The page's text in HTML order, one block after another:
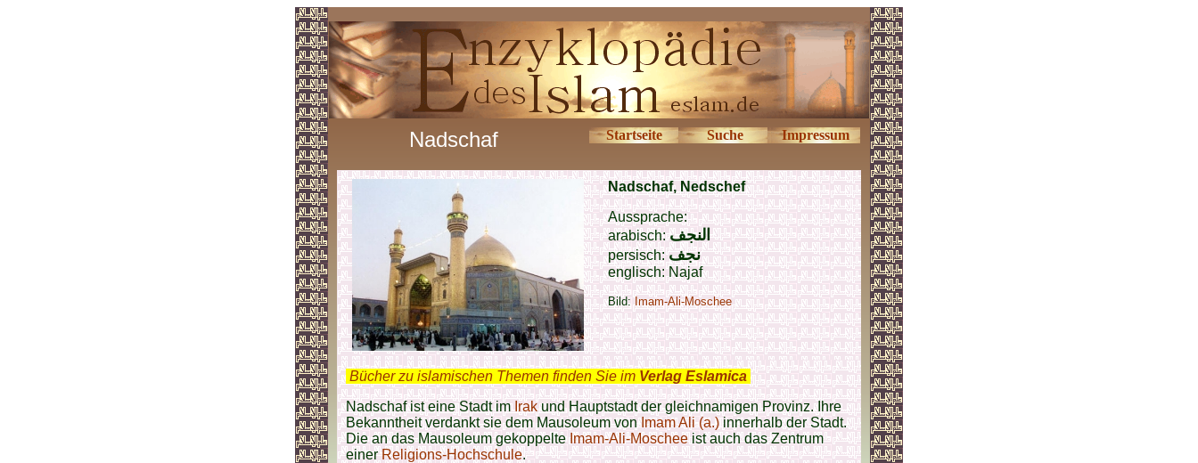
Nadschaf Startseite Suche Impressum
Nadschaf, Nedschef
Aussprache:
arabisch:النجف
persisch:نجف
englisch: Najaf
Bild:Imam-Ali-Moschee
Bücher zu islamischen Themen finden Sie im Verlag Eslamica
Nadschaf ist eine Stadt imIrakund Hauptstadt der gleichnamigen Provinz. Ihre
Bekanntheit verdankt sie dem Mausoleum vonImam Ali (a.)innerhalb der Stadt.
Die an das Mausoleum gekoppelteImam-Ali-Moscheeist auch das Zentrum
einerReligions-Hochschule.